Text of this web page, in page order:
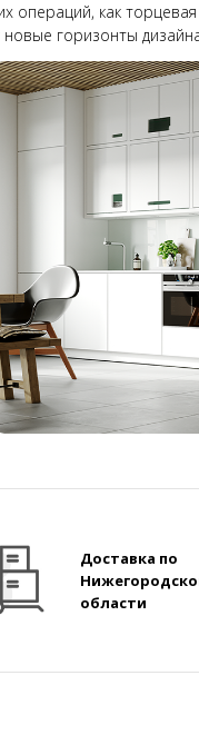
операций, как
новые горизонты
Доставка по
области